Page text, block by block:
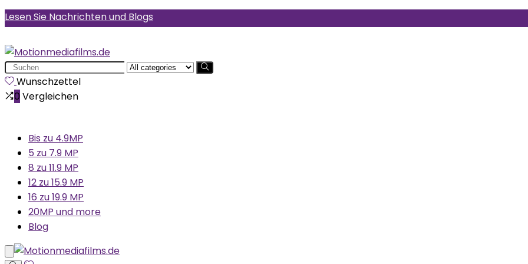
Lesen Sie Nachrichten und Blogs
Search
for:Wunschzettel
0 Vergleichen
Bis zu 4.9MP
5 zu 7.9 MP
8 zu 11.9 MP
12 zu 15.9 MP
16 zu 19.9 MP
20MP und more
Blog